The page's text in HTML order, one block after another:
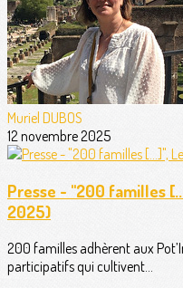
Muriel DUBOS
12 novembre 2025
Presse - "200 familles
2025)
200 familles adhèrent aux
participatifs qui cultivent...